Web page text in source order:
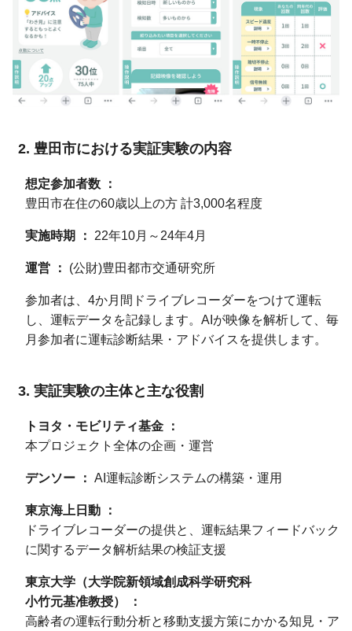
豊田市における実証実験の内容
想定参加者数
豊田市在住の60歳以上の方 計3,000名程度
実施時期 22年10月～24年4月
運営 (公財)豊田都市交通研究所
参加者は、4か月間ドライブレコーダーをつけて運転
し、運転データを記録します。AIが映像を解析して、毎
月参加者に運転診断結果・アドバイスを提供します。
実証実験の主体と主な役割
トヨタ・モビリティ基金
本プロジェクト全体の企画・運営
デンソー AI運転診断システムの構築・運用
東京海上日動
ドライブレコーダーの提供と、運転結果フィードバック
に関するデータ解析結果の検証支援
東京大学 （大学院新領域創成科学研究科
小竹元基准教授）
高齢者の運転行動分析と移動支援方策にかかる知見・ア